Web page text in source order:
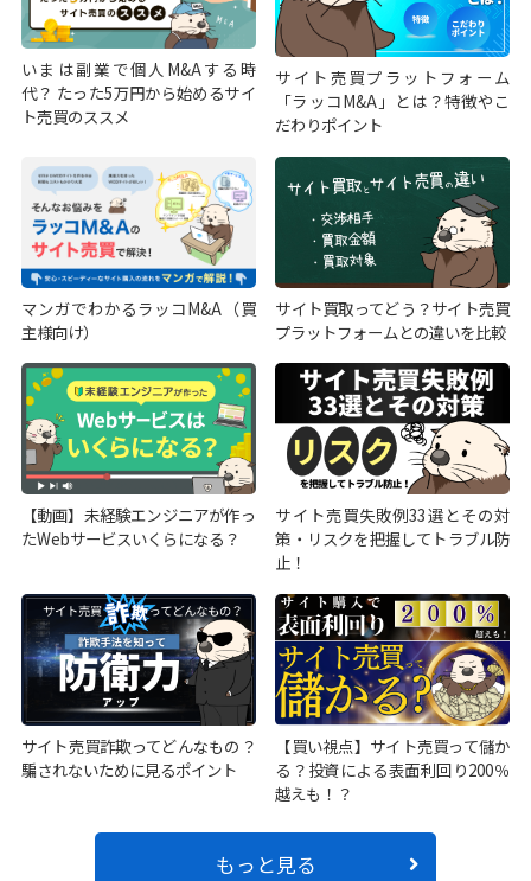
いまは副業で個人M&Aする時
代？ たった5万円から始めるサイ
ト売買のススメ
サイト売買プラットフォーム
「ラッコM&A」とは？特徴やこ
だわりポイント
マンガでわかるラッコM&A（買
主様向け）
サイト買取ってどう？サイト売買
プラットフォームとの違いを比較
【動画】未経験エンジニアが作っ
たWebサービスいくらになる？
サイト売買失敗例33選とその対
策・リスクを把握してトラブル防
止！
サイト売買詐欺ってどんなもの？
騙されないために見るポイント
【買い視点】サイト売買って儲か
る？投資による表面利回り200％
越えも！？
もっと見る